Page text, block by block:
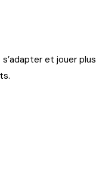
et jouer